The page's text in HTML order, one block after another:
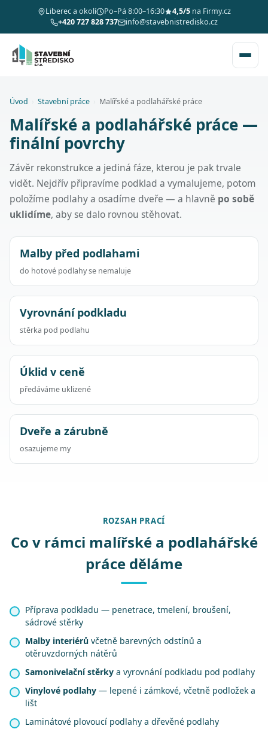
Liberec a okolí Po–Pá 8:00–16:30 4,5/5na Firmy.cz
+420 727 828 737
info@stavebnistredisko.cz
Úvod Stavební práce Malířské a podlahářské práce
Malířské a podlahářské práce —
finální povrchy
Závěr rekonstrukce a jediná fáze, kterou je pak trvale
vidět. Nejdřív připravíme podklad a vymalujeme, potom
položíme podlahy a osadíme dveře — a hlavně po sobě
uklidíme, aby se dalo rovnou stěhovat.
Malby před podlahami
do hotové podlahy se nemaluje
Vyrovnání podkladu
stěrka pod podlahu
Úklid v ceně
předáváme uklizené
Dveře a zárubně
osazujeme my
ROZSAH PRACÍ
Co v rámci malířské a podlahářské
práce děláme
Příprava podkladu — penetrace, tmelení, broušení,
sádrové stěrky
Malby interiérů včetně barevných odstínů a
otěruvzdorných nátěrů
Samonivelační stěrky a vyrovnání podkladu pod podlahy
Vinylové podlahy — lepené i zámkové, včetně podložek a
lišt
Laminátové plovoucí podlahy a dřevěné podlahy